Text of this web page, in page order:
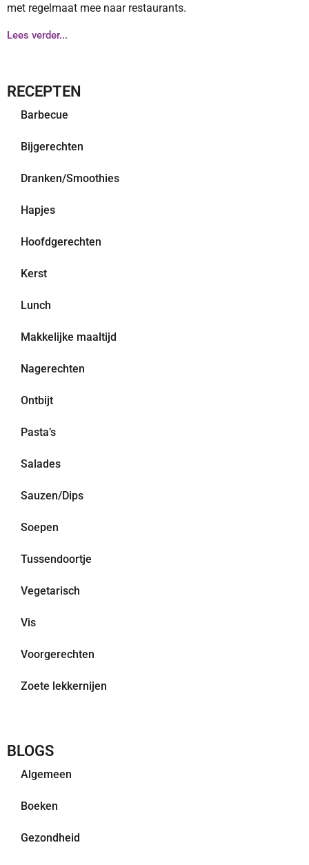
met regelmaat mee naar restaurants.
Lees verder...
RECEPTEN
Barbecue
Bijgerechten
Dranken/Smoothies
Hapjes
Hoofdgerechten
Kerst
Lunch
Makkelijke maaltijd
Nagerechten
Ontbijt
Pasta’s
Salades
Sauzen/Dips
Soepen
Tussendoortje
Vegetarisch
Vis
Voorgerechten
Zoete lekkernijen
BLOGS
Algemeen
Boeken
Gezondheid